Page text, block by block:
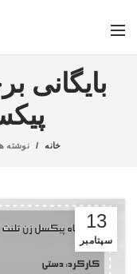
بایگانی
خانه نوشته
13
سپتامبر